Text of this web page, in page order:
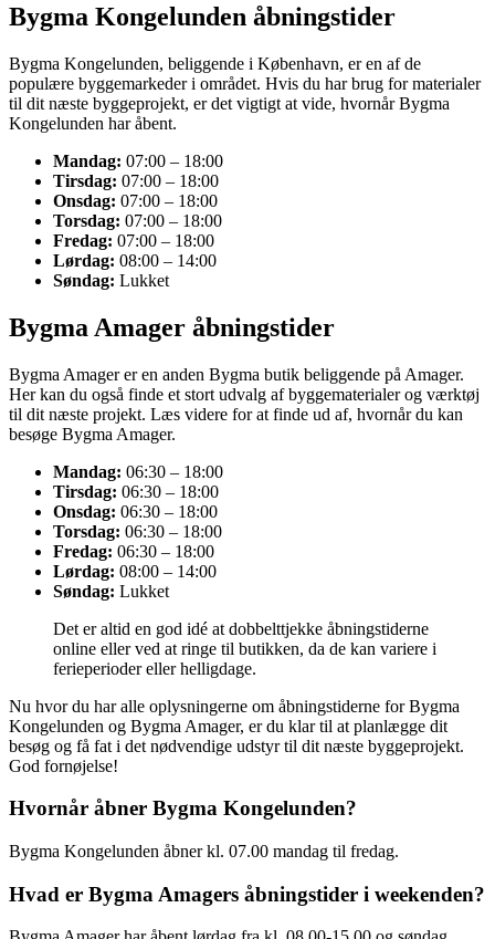
Bygma Kongelunden åbningstider
Bygma Kongelunden, beliggende i København, er en af de
populære byggemarkeder i området. Hvis du har brug for materialer
til dit næste byggeprojekt, er det vigtigt at vide, hvornår Bygma
Kongelunden har åbent.
Mandag: 07:00 – 18:00
Tirsdag: 07:00 – 18:00
Onsdag: 07:00 – 18:00
Torsdag: 07:00 – 18:00
Fredag: 07:00 – 18:00
Lørdag: 08:00 – 14:00
Søndag: Lukket
Bygma Amager åbningstider
Bygma Amager er en anden Bygma butik beliggende på Amager.
Her kan du også finde et stort udvalg af byggematerialer og værktøj
til dit næste projekt. Læs videre for at finde ud af, hvornår du kan
besøge Bygma Amager.
Mandag: 06:30 – 18:00
Tirsdag: 06:30 – 18:00
Onsdag: 06:30 – 18:00
Torsdag: 06:30 – 18:00
Fredag: 06:30 – 18:00
Lørdag: 08:00 – 14:00
Søndag: Lukket
Det er altid en god idé at dobbelttjekke åbningstiderne
online eller ved at ringe til butikken, da de kan variere i
ferieperioder eller helligdage.
Nu hvor du har alle oplysningerne om åbningstiderne for Bygma
Kongelunden og Bygma Amager, er du klar til at planlægge dit
besøg og få fat i det nødvendige udstyr til dit næste byggeprojekt.
God fornøjelse!
Hvornår åbner Bygma Kongelunden?
Bygma Kongelunden åbner kl. 07.00 mandag til fredag.
Hvad er Bygma Amagers åbningstider i weekenden?